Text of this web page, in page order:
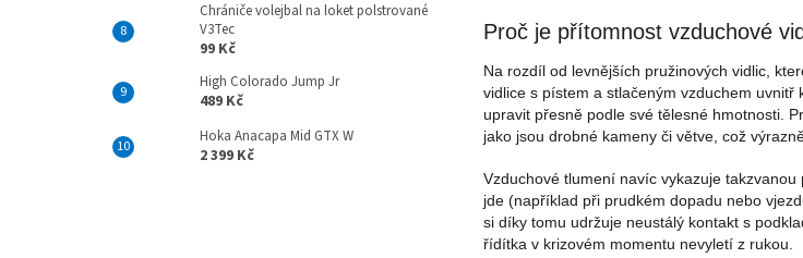
Chrániče volejbal na loket polstrované
V3Tec
99 Kč
High Colorado Jump Jr
489 Kč
Hoka Anacapa Mid GTX W
2 399 Kč
Proč je přítomnost vzduchové
Na rozdíl od levnějších pružinových vidlic,
vidlice s pístem a stlačeným vzduchem
upravit přesně podle své tělesné hmotnosti.
jako jsou drobné kameny či větve, což
Vzduchové tlumení navíc vykazuje
jde (například při prudkém dopadu nebo
si díky tomu udržuje neustálý kontakt s
řídítka v krizovém momentu nevyletí z rukou.